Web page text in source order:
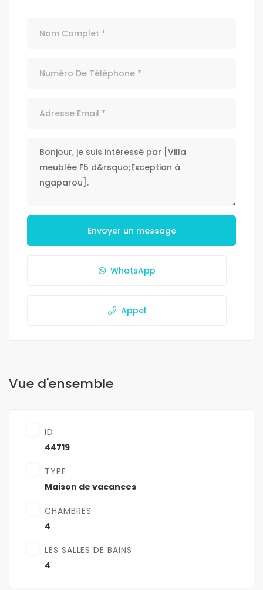
Envoyer un message
WhatsApp
Appel
Vue d'ensemble
ID
44719
TYPE
Maison de vacances
CHAMBRES
4
LES SALLES DE BAINS
4